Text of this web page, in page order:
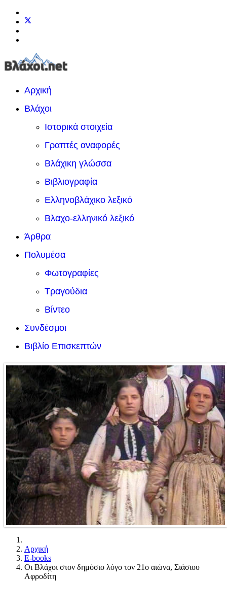
Αρχική
Βλάχοι
Ιστορικά στοιχεία
Γραπτές αναφορές
Βλάχικη γλώσσα
Βιβλιογραφία
Ελληνοβλάχικο λεξικό
Βλαχο-ελληνικό λεξικό
Άρθρα
Πολυμέσα
Φωτογραφίες
Τραγούδια
Βίντεο
Συνδέσμοι
Βιβλίο Επισκεπτών
Αρχική
E-books
Οι Βλάχοι στον δημόσιο λόγο τον 21ο αιώνα, Σιάσιου
Αφροδίτη